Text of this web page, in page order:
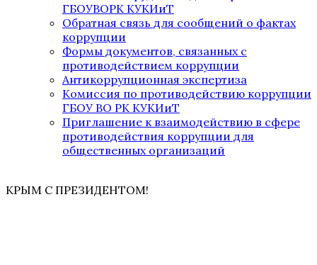
ГБОУВОРК КУКИиТ
Обратная связь для сообщений о фактах
коррупции
Формы документов, связанных с
противодействием коррупции
Антикоррупционная экспертиза
Комиссия по противодействию коррупции
ГБОУ ВО РК КУКИиТ
Приглашение к взаимодействию в сфере
противодействия коррупции для
общественных организаций
КРЫМ С ПРЕЗИДЕНТОМ!